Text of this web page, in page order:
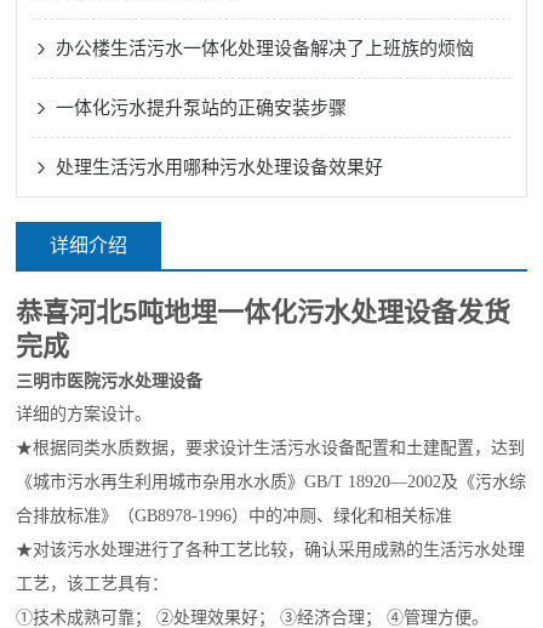
办公楼生活污水一体化处理设备解决了上班族的烦恼
一体化污水提升泵站的正确安装步骤
处理生活污水用哪种污水处理设备效果好
详细介绍
恭喜河北5吨地埋一体化污水处理设备发货
完成
三明市医院污水处理设备
详细的方案设计。
★根据同类水质数据，要求设计生活污水设备配置和土建配置，达到
《城市污水再生利用城市杂用水水质》GB/T 18920—2002及《污水综
合排放标准》（GB8978-1996）中的冲厕、绿化和相关标准
★对该污水处理进行了各种工艺比较，确认采用成熟的生活污水处理
工艺，该工艺具有：
①技术成熟可靠； ②处理效果好； ③经济合理； ④管理方便。